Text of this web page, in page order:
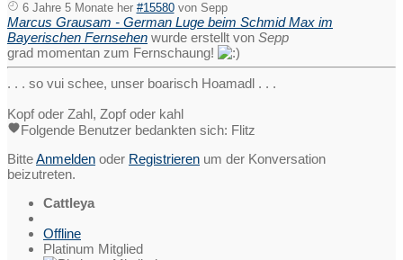
6 Jahre 5 Monate her #15580 von Sepp
Marcus Grausam - German Luge beim Schmid Max im
Bayerischen Fernsehen wurde erstellt von Sepp
grad momentan zum Fernschaung!
. . . so vui schee, unser boarisch Hoamadl . . .
Kopf oder Zahl, Zopf oder kahl
Folgende Benutzer bedankten sich: Flitz
BitteAnmelden oder Registrieren um der Konversation
beizutreten.
Cattleya
Offline
Platinum Mitglied